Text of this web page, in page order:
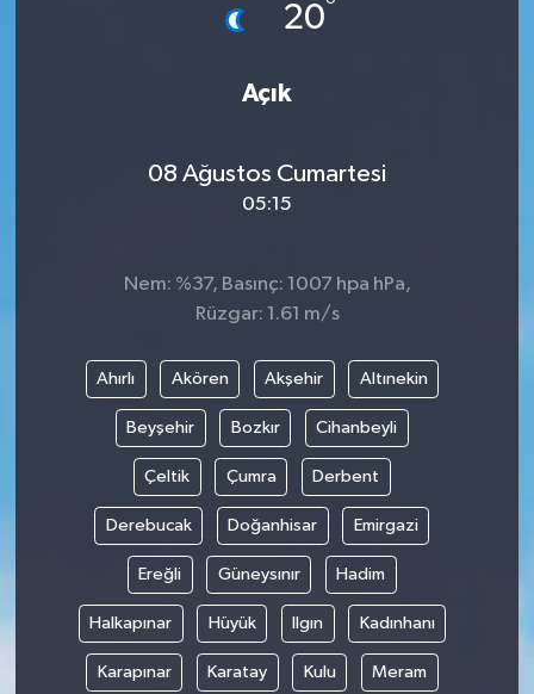
20°
Açık
08 Ağustos Cumartesi
05:15
Nem: %37, Basınç: 1007 hpa hPa,
Rüzgar: 1.61 m/s
Ahırlı Akören Akşehir Altınekin
Beyşehir Bozkır Cihanbeyli
Çeltik Çumra Derbent
Derebucak Doğanhisar Emirgazi
Ereğli Güneysınır Hadim
Halkapınar Hüyük Ilgın Kadınhanı
Karapınar Karatay Kulu Meram